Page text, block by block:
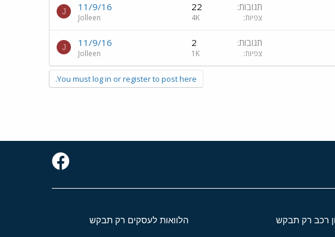
תגובות 22
צפיות 4K
11/9/16
Jolleen
J
תגובות 2
צפיות 1K
11/9/16
Jolleen
J
You must log in or register to post here.
רכב רק תבקש הלוואות לעסקים רק תבקש